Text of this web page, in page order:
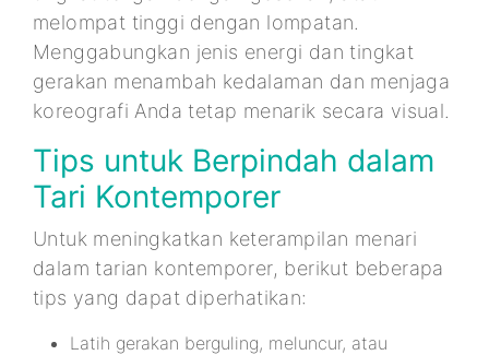
melompat tinggi dengan lompatan.
Menggabungkan jenis energi dan tingkat
gerakan menambah kedalaman dan menjaga
koreografi Anda tetap menarik secara visual.
Tips untuk Berpindah dalam
Tari Kontemporer
Untuk meningkatkan keterampilan menari
dalam tarian kontemporer, berikut beberapa
tips yang dapat diperhatikan:
Latih gerakan berguling, meluncur, atau